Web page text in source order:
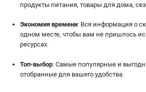
продукты питания, товары для дома,
Экономия времени: Вся информация о
одном месте, чтобы вам не пришлось
ресурсах.
Топ-выбор: Самые популярные и
отобранные для вашего удобства.